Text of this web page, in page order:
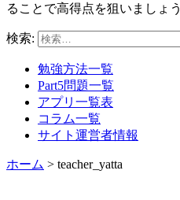
ることで高得点を狙いましょう
検索:
勉強方法一覧
Part5問題一覧
アプリ一覧表
コラム一覧
サイト運営者情報
ホーム > teacher_yatta